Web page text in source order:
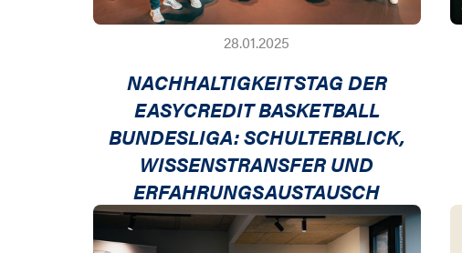
28.01.2025
NACHHALTIGKEITSTAG DER
EASYCREDIT BASKETBALL
BUNDESLIGA: SCHULTERBLICK,
WISSENSTRANSFER UND
ERFAHRUNGSAUSTAUSCH